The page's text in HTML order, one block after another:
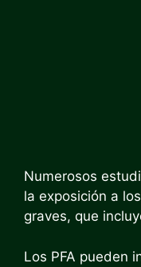
Numerosos
la exposición a
graves, que
Los PFA pueden